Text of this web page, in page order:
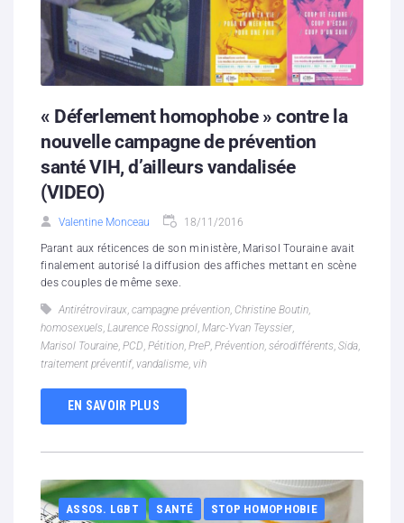
« Déferlement homophobe » contre la
nouvelle campagne de prévention
santé VIH, d’ailleurs vandalisée
(VIDEO)
Valentine Monceau 18/11/2016
Parant aux réticences de son ministère, Marisol Touraine avait
finalement autorisé la diffusion des affiches mettant en scène
des couples de même sexe.
Antirétroviraux campagne prévention Christine Boutin
homosexuels Laurence Rossignol Marc-Yvan Teyssier
Marisol Touraine PCD Pétition PreP Prévention sérodifférents Sida
traitement préventif, vandalisme vih
EN SAVOIR PLUS
ASSOS. LGBT SANTÉ STOP HOMOPHOBIE